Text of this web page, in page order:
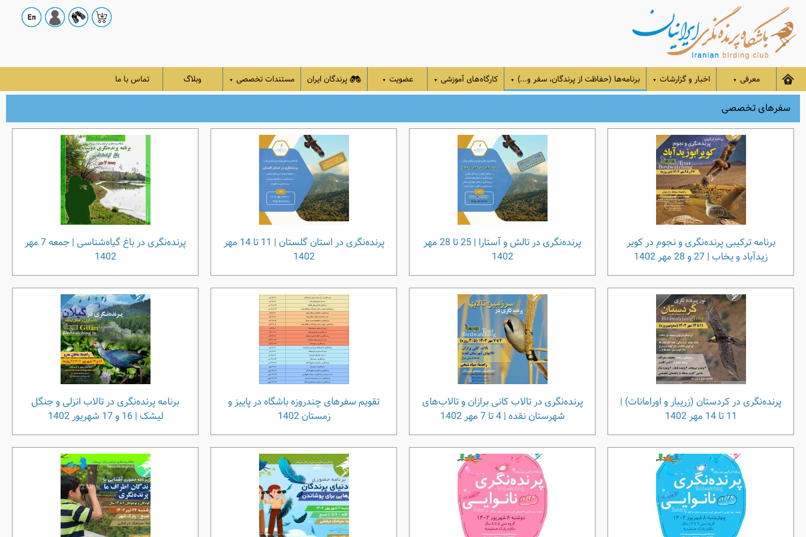
معرفی ▼ اخبار و گزارشات ▼ برنامه‌ها (حفاظت از پرندگان، سفر و...) ▼ کارگاه‌های آموزشی ▼ عضویت ▼ پرندگان ایران مستندات تخصصی ▼ وبلاگ تماس با ما
سفرهای تخصصی
برنامه ترکیبی پرنده‌نگری و نجوم در کویر
زیدآباد و یخاب | 27 و 28 مهر 1402
پرنده‌نگری در تالش و آستارا | 25 تا 28 مهر
1402
پرنده‌نگری در استان گلستان | 11 تا 14 مهر
1402
پرنده‌نگری در باغ گیاه‌شناسی | جمعه 7 مهر
1402
پرنده‌نگری در کردستان (زریبار و اورامانات) |
11 تا 14 مهر 1402
پرنده‌نگری در تالاب کانی برازان و تالاب‌های
شهرستان نقده | 4 تا 7 مهر 1402
تقویم سفرهای چندروزه باشگاه در پاییز و
زمستان ‍1402
برنامه پرنده‌نگری در تالاب انزلی و جنگل
لیشک | 16 و 17 شهریور 1402